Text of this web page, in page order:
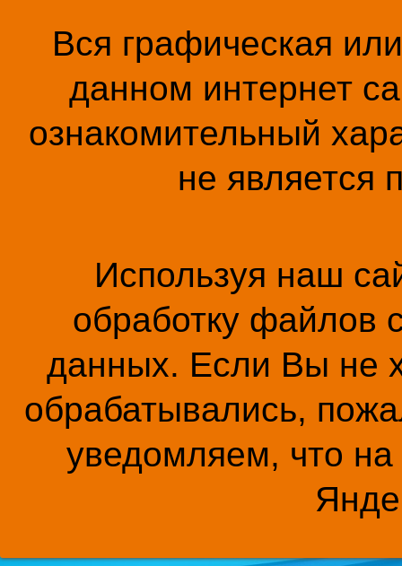
Вся графическая
данном интернет
ознакомительный
не является
Используя наш
обработку файлов
данных. Если Вы не
обрабатывались,
уведомляем, что на